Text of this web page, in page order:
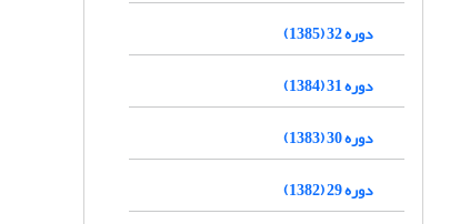
دوره 32 (1385)
دوره 31 (1384)
دوره 30 (1383)
دوره 29 (1382)